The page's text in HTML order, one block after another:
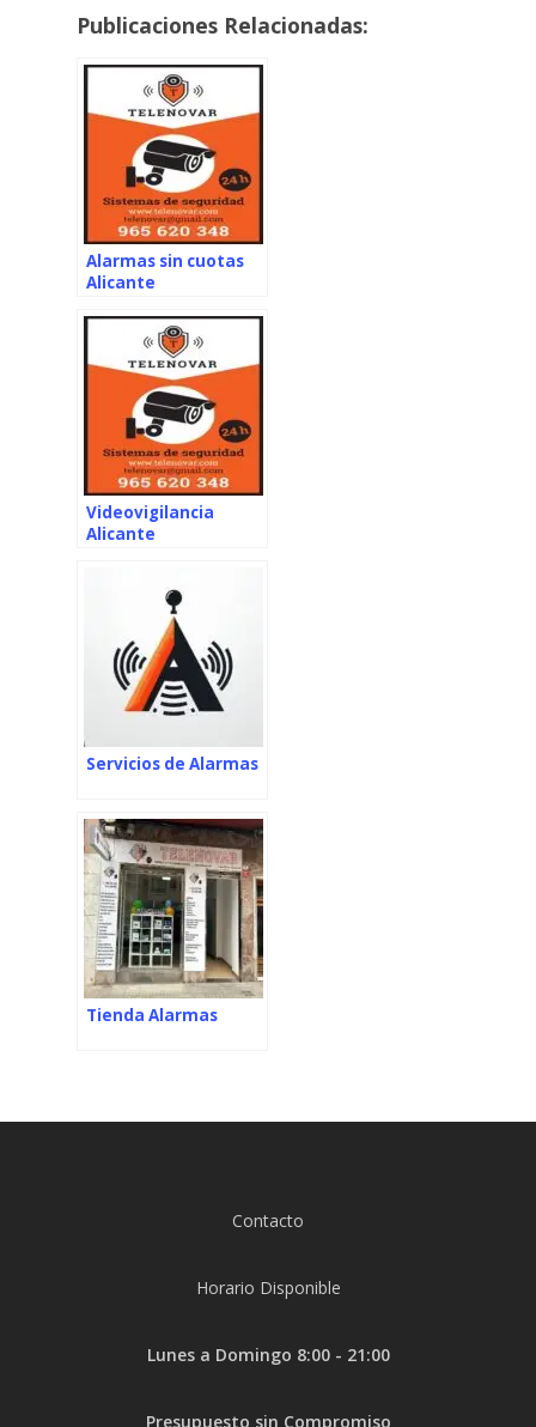
Publicaciones Relacionadas:
Alarmas sin cuotas
Alicante
Videovigilancia
Alicante
Servicios de Alarmas
Tienda Alarmas
Contacto
Horario Disponible
Lunes a Domingo 8:00 - 21:00
Presupuesto sin Compromiso